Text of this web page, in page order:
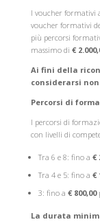
I voucher formativi
voucher formativi
più percorsi
massimo di €
Ai fini della
considerarsi
Percorsi di
I percorsi di
con livelli di
Tra 6 e 8: fino a €
Tra 4 e 5: fino a €
3: fino a € 800,00
La durata